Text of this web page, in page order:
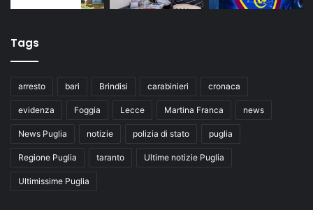
Tags
arresto bari Brindisi carabinieri cronaca
evidenza Foggia Lecce Martina Franca news
News Puglia notizie polizia di stato puglia
Regione Puglia taranto Ultime notizie Puglia
Ultimissime Puglia